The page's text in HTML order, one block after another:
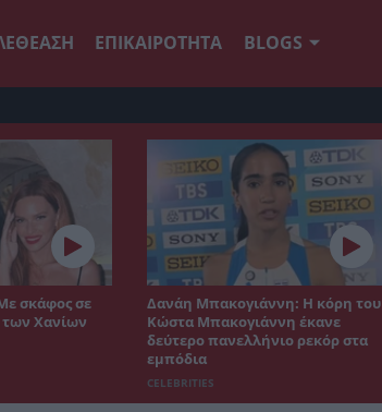
ΕΠΙΚΑΙΡΟΤΗΤΑ BLOGS
σκάφος σε
των Χανίων
Δανάη Μπακογιάννη: Η κόρη του
Κώστα Μπακογιάννη έκανε
δεύτερο πανελλήνιο ρεκόρ στα
εμπόδια
CELEBRITIES